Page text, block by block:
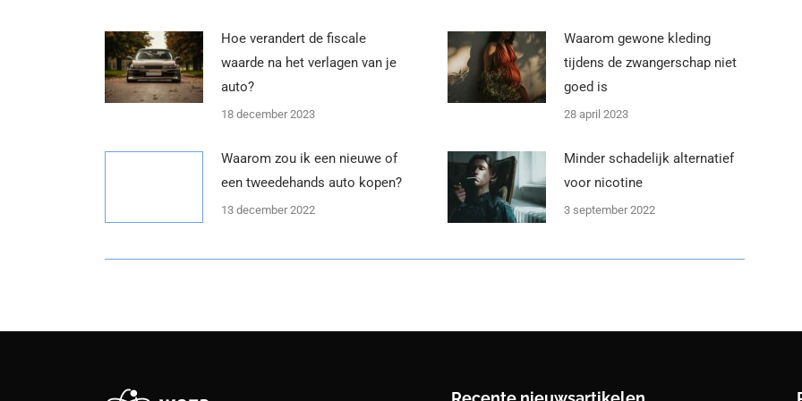
Hoe verandert de fiscale
waarde na het verlagen van je
auto?
18 december 2023
Waarom gewone kleding
tijdens de zwangerschap niet
goed is
28 april 2023
Waarom zou ik een nieuwe of
een tweedehands auto kopen?
13 december 2022
Minder schadelijk alternatief
voor nicotine
3 september 2022